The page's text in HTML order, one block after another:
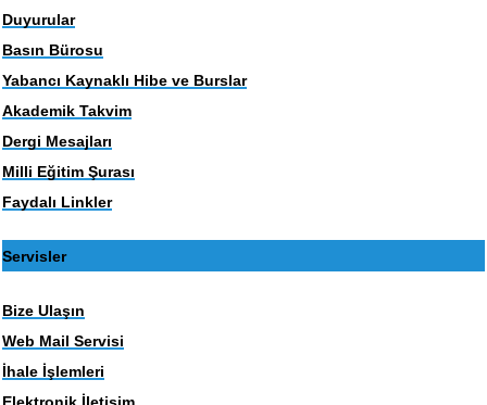
Duyurular
Basın Bürosu
Yabancı Kaynaklı Hibe ve Burslar
Akademik Takvim
Dergi Mesajları
Milli Eğitim Şurası
Faydalı Linkler
Servisler
Bize Ulaşın
Web Mail Servisi
İhale İşlemleri
Elektronik İletişim